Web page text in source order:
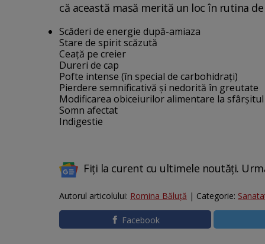
că această masă merită un loc în rutina
Scăderi de energie după-amiaza
Stare de spirit scăzută
Ceață pe creier
Dureri de cap
Pofte intense (în special de carbohidrați)
Pierdere semnificativă și nedorită în greutate
Modificarea obiceiurilor alimentare la
Somn afectat
Indigestie
Fiți la curent cu ultimele noutăți.
Autorul articolului: Romina Băluță | Categorie:
Facebook